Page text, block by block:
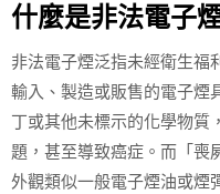
什麼是非法電子
非法電子煙泛指未經衛生福
輸入、製造或販售的電子煙
丁或其他未標示的化學物質
題，甚至導致癌症。而「喪
外觀類似一般電子煙油或煙